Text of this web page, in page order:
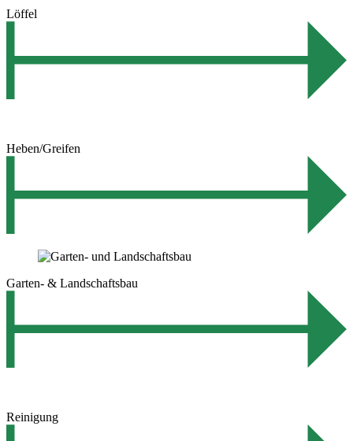
Löffel
Heben/Greifen
Garten- & Landschaftsbau
Reinigung